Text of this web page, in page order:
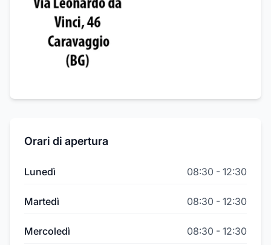
Orari di apertura
Lunedì 08:30 - 12:30
Martedì 08:30 - 12:30
Mercoledì 08:30 - 12:30